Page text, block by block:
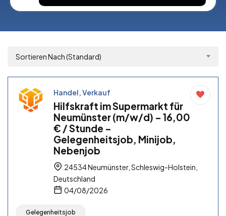
Sortieren Nach (Standard)
Handel, Verkauf
Hilfskraft im Supermarkt für
Neumünster (m/w/d) – 16,00
€ / Stunde –
Gelegenheitsjob, Minijob,
Nebenjob
24534 Neumünster, Schleswig-Holstein,
Deutschland
04/08/2026
Gelegenheitsjob